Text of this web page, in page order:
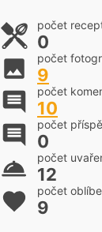
počet
0
počet
9
počet
10
počet
0
počet
12
počet
9